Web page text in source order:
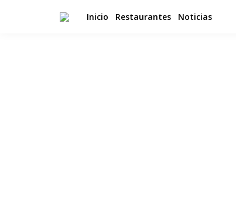
Inicio Restaurantes Noticias